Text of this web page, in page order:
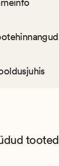
tooted